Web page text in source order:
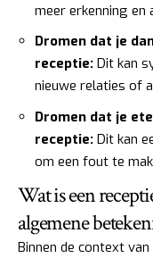
meer erkenning en
Dromen dat je
receptie: Dit kan
nieuwe relaties of
Dromen dat je
receptie: Dit kan
om een fout te
Wat is een
algemene
Binnen de context